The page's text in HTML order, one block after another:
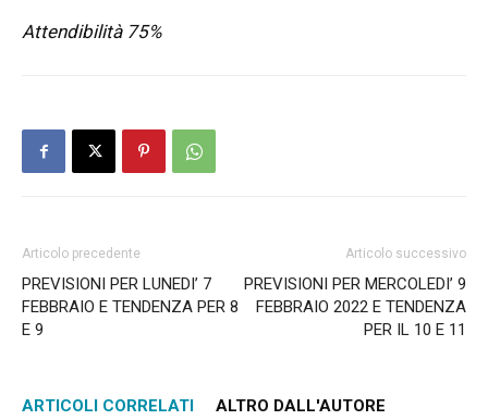
Attendibilità 75%
Articolo precedente
PREVISIONI PER LUNEDI’ 7
FEBBRAIO E TENDENZA PER 8
E 9
Articolo successivo
PREVISIONI PER MERCOLEDI’ 9
FEBBRAIO 2022 E TENDENZA
PER IL 10 E 11
ARTICOLI CORRELATI ALTRO DALL'AUTORE